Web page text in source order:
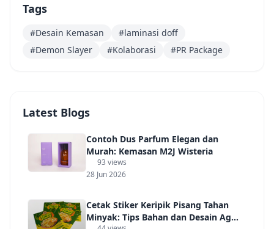
Tags
#Desain Kemasan
#laminasi doff
#Demon Slayer
#Kolaborasi #PR Package
Latest Blogs
Contoh Dus Parfum Elegan dan
Murah: Kemasan M2J Wisteria
93 views
28 Jun 2026
Cetak Stiker Keripik Pisang Tahan
Minyak: Tips Bahan dan Desain Agar